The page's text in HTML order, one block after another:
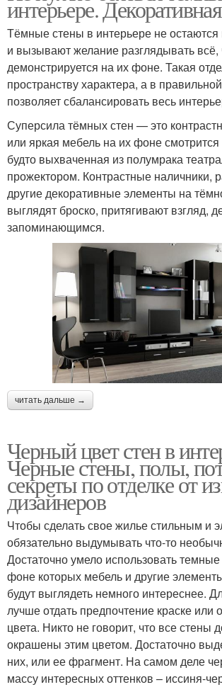
интерьере.
Тёмные стены в интерьере не
и вызывают желание разглядывать всё,
демонстрируется на их фоне. Такая
пространству характера, а в
позволяет сбалансировать весь
Суперсила тёмных стен — это
или яркая мебель на их фоне
будто выхваченная из полумрака
прожектором. Контрастные наличники,
другие декоративные элементы на
выглядят броско, притягивают взгляд,
запоминающимся.
читать дальше →
Черный цвет стен в
Черные стены, полы,
секреты по отделке от
дизайнеров
Чтобы сделать свое жилье стильным и
обязательно выдумывать что-то
Достаточно умело использовать
фоне которых мебель и другие
будут выглядеть немного интереснее.
лучше отдать предпочтение краске или
цвета. Никто не говорит, что все стены
окрашены этим цветом. Достаточно
них, или ее фрагмент. На самом деле
массу интересных оттенков – иссиня-